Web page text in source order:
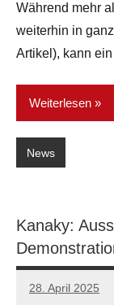
Während mehr
weiterhin in
Artikel), kann
Weiterlesen
News
Kanaky:
28. April 2025
network